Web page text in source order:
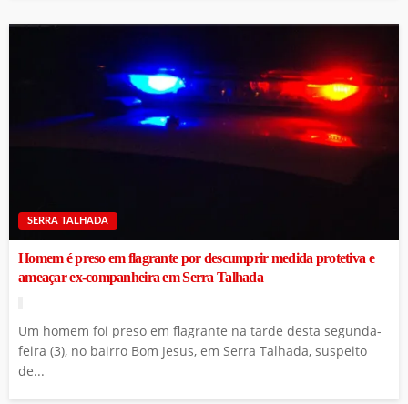
SERRA TALHADA
Homem é preso em flagrante por descumprir medida protetiva e
ameaçar ex-companheira em Serra Talhada
Um homem foi preso em flagrante na tarde desta segunda-
feira (3), no bairro Bom Jesus, em Serra Talhada, suspeito
de...